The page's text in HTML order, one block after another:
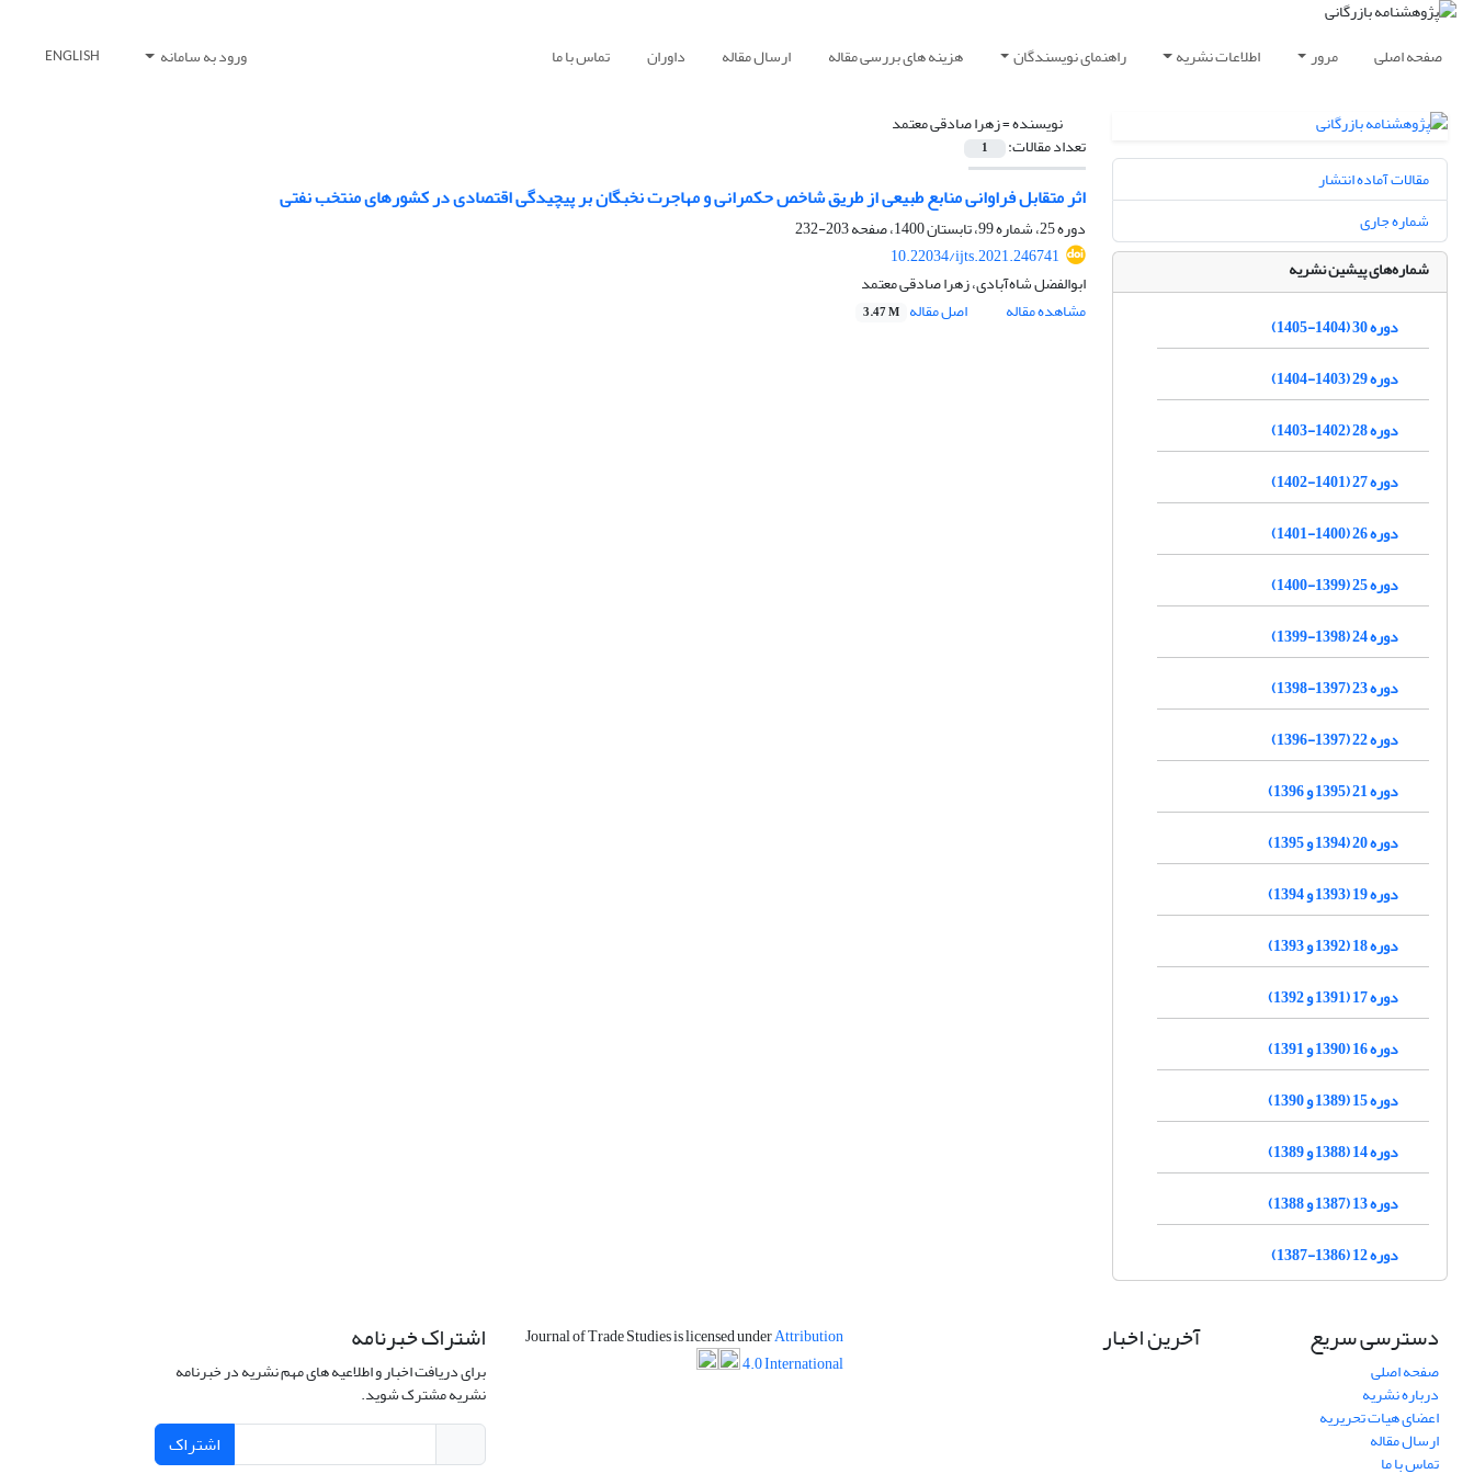
صفحه اصلی مرور اطلاعات نشریه راهنمای نویسندگان هزینه های بررسی مقاله ارسال مقاله داوران تماس با ما ورود به سامانه ENGLISH
نویسنده =زهرا صادقی معتمد
تعداد مقالات: 1
اثر متقابل فراوانی منابع طبیعی از طریق شاخص حکمرانی و مهاجرت نخبگان بر پیچیدگی اقتصادی در کشورهای منتخب نفتی
دوره 25، شماره 99، تابستان 1400، صفحه
203-232
10.22034/ijts.2021.246741
ابوالفضل شاه‌آبادی، زهرا صادقی معتمد
مشاهده مقاله
اصل مقاله 3.47 M
مقالات آماده انتشار
شماره جاری
شماره‌های پیشین نشریه
دوره 30 (1404-1405)
دوره 29 (1403-1404)
دوره 28 (1402-1403)
دوره 27 (1401-1402)
دوره 26 (1400-1401)
دوره 25 (1399-1400)
دوره 24 (1398-1399)
دوره 23 (1397-1398)
دوره 22 (1397-1396)
دوره 21 (1395 و 1396)
دوره 20 (1394 و 1395)
دوره 19 (1393 و 1394)
دوره 18 (1392 و 1393)
دوره 17 (1391 و 1392)
دوره 16 (1390 و 1391)
دوره 15 (1389 و 1390)
دوره 14 (1388 و 1389)
دوره 13 (1387 و 1388)
دوره 12 (1386-1387)
دسترسی سریع
صفحه اصلی
درباره نشریه
اعضای هیات تحریریه
ارسال مقاله
تماس با ما
آخرین اخبار Journal of Trade Studies is licensed underAttribution
4.0 International
اشتراک خبرنامه
برای دریافت اخبار و اطلاعیه های مهم نشریه در خبرنامه
نشریه مشترک شوید.
اشتراک